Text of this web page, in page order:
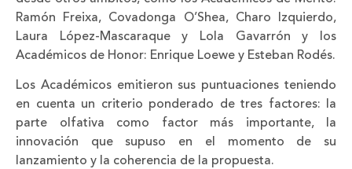
Ramón Freixa, Covadonga O’Shea, Charo Izquierdo,
Laura López-Mascaraque y Lola Gavarrón y los
Académicos de Honor: Enrique Loewe y Esteban Rodés.
Los Académicos emitieron sus puntuaciones teniendo
en cuenta un criterio ponderado de tres factores: la
parte olfativa como factor más importante, la
innovación que supuso en el momento de su
lanzamiento y la coherencia de la propuesta.